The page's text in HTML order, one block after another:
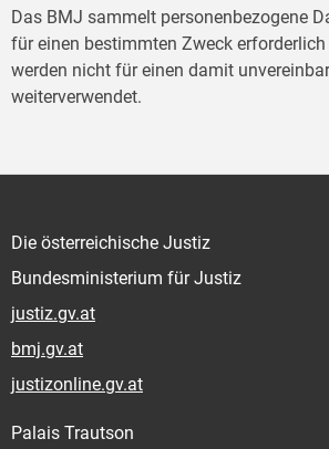
Das BMJ sammelt personenbezogene
für einen bestimmten Zweck
werden nicht für einen damit
weiterverwendet.
Die österreichische Justiz
Bundesministerium für Justiz
justiz.gv.at
bmj.gv.at
justizonline.gv.at
Palais Trautson